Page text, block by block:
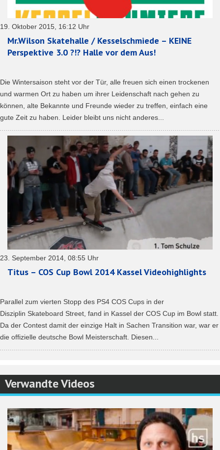
19. Oktober 2015, 16:12 Uhr
Mr.Wilson Skatehalle / Kesselschmiede – KEINE
Perspektive 3.0 ?!? Halle vor dem Aus!
Die Wintersaison steht vor der Tür, alle freuen sich einen trockenen
und warmen Ort zu haben um ihrer Leidenschaft nach gehen zu
können, alte Bekannte und Freunde wieder zu treffen, einfach eine
gute Zeit zu haben. Leider bleibt uns nicht anderes...
23. September 2014, 08:55 Uhr
Titus – COS Cup Bowl 2014 Kassel Videohighlights
Parallel zum vierten Stopp des PS4 COS Cups in der
Disziplin Skateboard Street, fand in Kassel der COS Cup im Bowl statt.
Da der Contest damit der einzige Halt in Sachen Transition war, war er
die offizielle deutsche Bowl Meisterschaft. Diesen...
Verwandte Videos